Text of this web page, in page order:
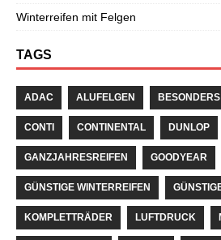
Winterreifen mit Felgen
TAGS
ADAC ALUFELGEN
CONTI CONTINENTAL DUNLOP
GANZJAHRESREIFEN GOODYEAR
GÜNSTIGE WINTERREIFEN
KOMPLETTRÄDER LUFTDRUCK